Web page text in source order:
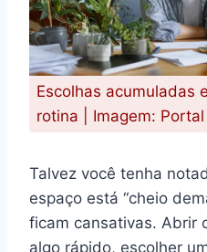
Escolhas acumuladas
rotina | Imagem: Portal
Talvez você tenha
espaço está “cheio
ficam cansativas. Abrir
algo rápido, escolher